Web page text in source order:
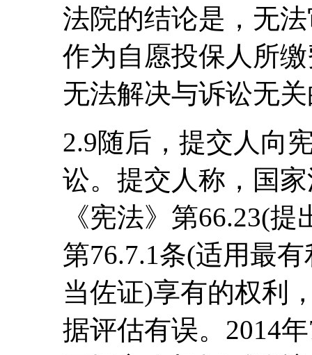
法院的结论是，无
作为自愿投保人所
无法解决与诉讼无
2.9随后，提交人向
讼。提交人称，国
《宪法》第66.23(
第76.7.1条(适用最
当佐证)享有的权利
据评估有误。2014